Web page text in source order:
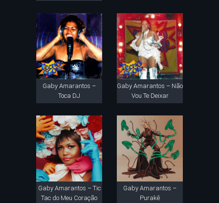
Gaby Amarantos –
Toca DJ
Gaby Amarantos – Não
Vou Te Deixar
Gaby Amarantos – Tic
Tac do Meu Coração
Gaby Amarantos –
Purakê